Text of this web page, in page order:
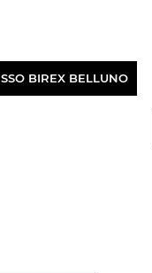
BIREX BELLUNO